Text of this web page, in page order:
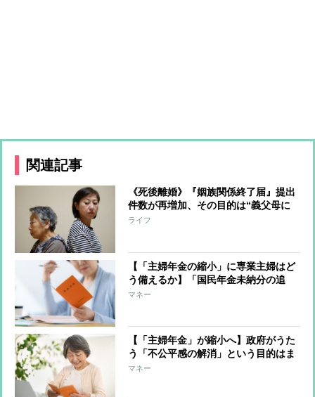
関連記事
《死後離婚》『姻族関係終了届』提出
件数が再増加、その目的は“義父母に
対する法的な扶養義務がなくなるこ
ライフ
【「主婦年金の縮小」に専業主婦はど
う備えるか】「国民年金未納分の追
納」「働いて厚生年金加入」で年金受
マネー
【「主婦年金」が縮小へ】政府がうた
う「不公平感の解消」という目的はま
やかし同然 真の狙いは“一人でも多
マネー